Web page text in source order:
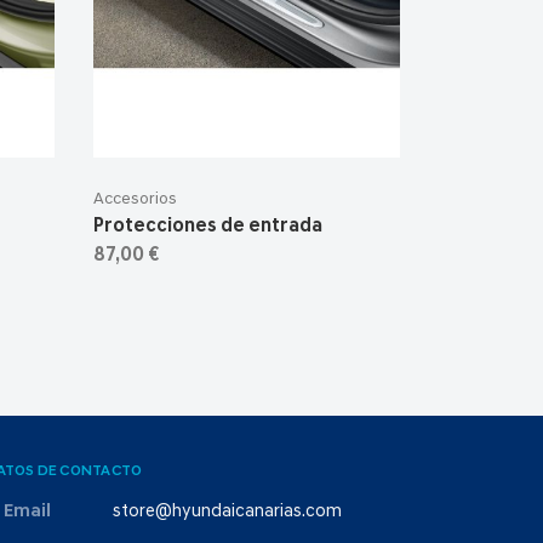
Accesorios
Protecciones de entrada
87,00 €
DE CONTACTO
Email store@hyundaicanarias.com